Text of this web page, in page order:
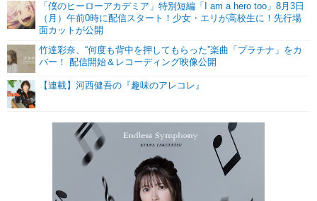
「僕のヒーローアカデミア」特別短編「I am a hero too」8月3日
（月）午前0時に配信スタート！少女・エリが高校生に！先行場
面カットが公開
竹達彩奈、“何度も背中を押してもらった”楽曲「プラチナ」をカ
バー！ 配信開始＆レコーディング映像公開
【連載】河西健吾の『趣味のアレコレ』